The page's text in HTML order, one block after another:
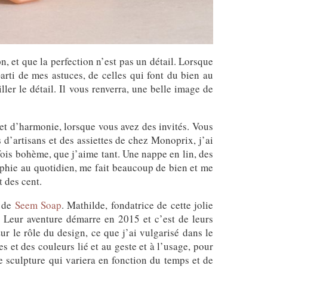
et que la perfection n’est pas un détail. Lorsque
de mes astuces, de celles qui font du bien au
le détail. Il vous renverra, une belle image de
lorsque vous avez des invités. Vous
et des assiettes de chez Monoprix, j’ai
bohème, que j’aime tant. Une nappe en lin, des
au quotidien, me fait beaucoup de bien et me
des cent.
Seem Soap. Mathilde, fondatrice de cette jolie
aventure démarre en 2015 et c’est de leurs
le rôle du design, ce que j’ai vulgarisé dans le
et des couleurs lié et au geste et à l’usage, pour
sculpture qui variera en fonction du temps et de